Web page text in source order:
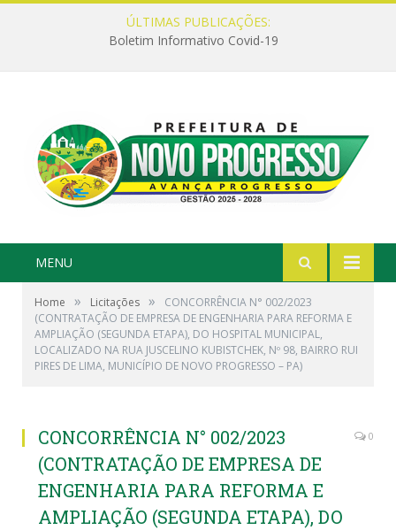
ÚLTIMAS PUBLICAÇÕES:
Boletim Informativo Covid-19
MENU
Home » Licitações »
CONCORRÊNCIA N° 002/2023
(CONTRATAÇÃO DE EMPRESA DE ENGENHARIA PARA REFORMA E
AMPLIAÇÃO (SEGUNDA ETAPA), DO HOSPITAL MUNICIPAL,
LOCALIZADO NA RUA JUSCELINO KUBISTCHEK, Nº 98, BAIRRO RUI
PIRES DE LIMA, MUNICÍPIO DE NOVO PROGRESSO – PA)
CONCORRÊNCIA N° 002/2023
(CONTRATAÇÃO DE EMPRESA DE
ENGENHARIA PARA REFORMA E
AMPLIAÇÃO (SEGUNDA ETAPA), DO
0